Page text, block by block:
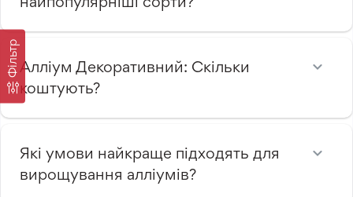
ФільтрАлліум Декоративний: Скільки
коштують?
Які умови найкраще підходять для
вирощування алліумів?